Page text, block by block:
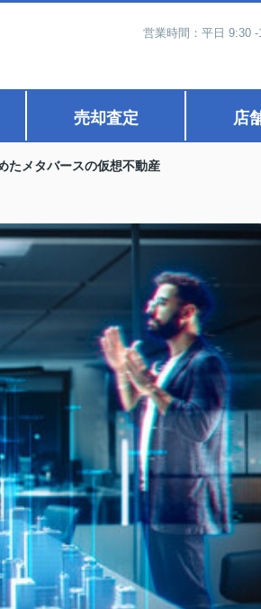
営業時間：平日
売却査定 店
たメタバースの仮想不動産